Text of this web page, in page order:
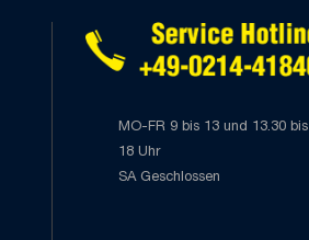
MO-FR 9 bis 13 und 13.30 bis
18 Uhr
SA Geschlossen